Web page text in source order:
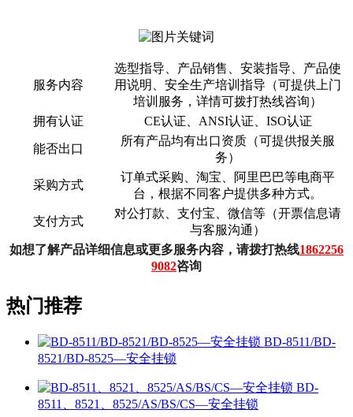
服务内容
选型指导、产品销售、安装指导、产品使
用说明、安全生产培训指导（可提供上门
培训服务，详情可拨打热线咨询）
拥有认证
CE认证、ANSI认证、ISO认证
能否出口
所有产品均有出口资质（可提供报关服
务）
采购方式
订单式采购、淘宝、阿里巴巴等电商平
台，根据不同客户提供多种方式。
支付方式
对公打款、支付宝、微信等（开票信息请
与客服沟通）
如想了解产品详细信息或更多服务内容，请拨打热线1862256
9082咨询
热门推荐
BD-8511/BD-
8521/BD-8525—安全挂锁
BD-
8511、8521、8525/AS/BS/CS—安全挂锁